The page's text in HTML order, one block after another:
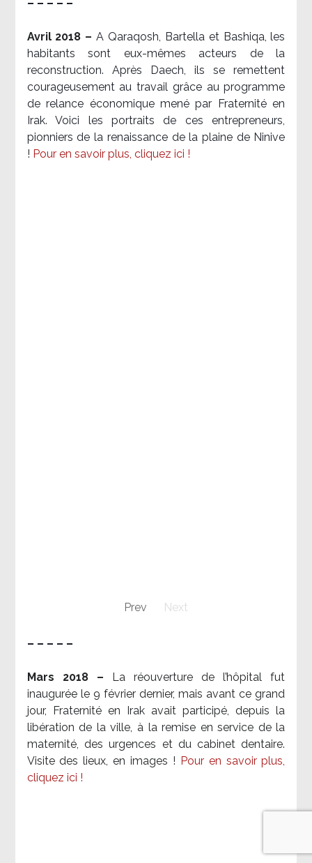
– – – – –
Avril 2018 –A Qaraqosh, Bartella et Bashiqa, les
habitants sont eux-mêmes acteurs de la
reconstruction. Après Daech, ils se remettent
courageusement au travail grâce au programme
de relance économique mené par Fraternité en
Irak. Voici les portraits de ces entrepreneurs,
pionniers de la renaissance de la plaine de Ninive
! Pour en savoir plus, cliquez ici !
Prev Next
– – – – –
Mars 2018 –
La réouverture de l’hôpital fut
inaugurée le 9 février dernier, mais avant ce grand
jour, Fraternité en Irak avait participé, depuis la
libération de la ville, à la remise en service de la
maternité, des urgences et du cabinet dentaire.
Visite des lieux, en images ! Pour en savoir plus,
cliquez ici !